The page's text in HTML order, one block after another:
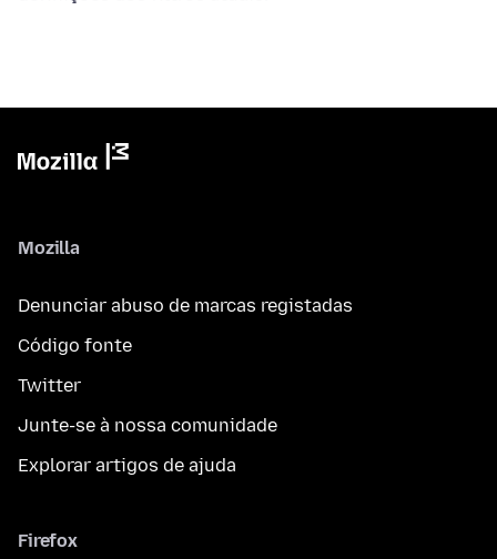
Mozilla
Denunciar abuso de marcas registadas
Código fonte
Twitter
Junte-se à nossa comunidade
Explorar artigos de ajuda
Firefox